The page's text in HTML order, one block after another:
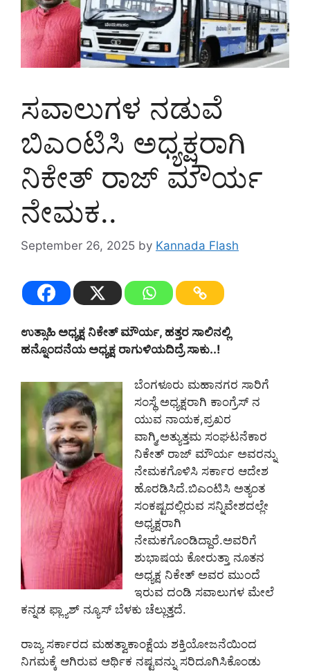
ಸವಾಲುಗಳ ನಡುವೆ
ಬಿಎಂಟಿಸಿ ಅಧ್ಯಕ್ಷರಾಗಿ
ನಿಕೇತ್ ರಾಜ್ ಮೌರ್ಯ
ನೇಮಕ..
September 26, 2025 by Kannada Flash
ಉತ್ಸಾಹಿ ಅಧ್ಯಕ್ಷ ನಿಕೇತ್ ಮೌರ್ಯ, ಹತ್ತರ ಸಾಲಿನಲ್ಲಿ
ಹನ್ನೊಂದನೆಯ ಅಧ್ಯಕ್ಷ ರಾಗುಳಿಯದಿದ್ರೆ ಸಾಕು..!
ಬೆಂಗಳೂರು ಮಹಾನಗರ ಸಾರಿಗೆ
ಸಂಸ್ಥೆ ಅಧ್ಯಕ್ಷರಾಗಿ ಕಾಂಗ್ರೆಸ್ ನ
ಯುವ ನಾಯಕ,ಪ್ರಖರ
ವಾಗ್ಮಿ,ಅತ್ಯುತ್ತಮ ಸಂಘಟನೆಕಾರ
ನಿಕೇತ್ ರಾಜ್ ಮೌರ್ಯ ಅವರನ್ನು
ನೇಮಕಗೊಳಿಸಿ ಸರ್ಕಾರ ಆದೇಶ
ಹೊರಡಿಸಿದೆ.ಬಿಎಂಟಿಸಿ ಅತ್ಯಂತ
ಸಂಕಷ್ಟದಲ್ಲಿರುವ ಸನ್ನಿವೇಶದಲ್ಲೇ
ಅಧ್ಯಕ್ಷರಾಗಿ
ನೇಮಕಗೊಂಡಿದ್ದಾರೆ.ಅವರಿಗೆ
ಶುಭಾಷಯ ಕೋರುತ್ತಾ ನೂತನ
ಅಧ್ಯಕ್ಷ ನಿಕೇತ್ ಅವರ ಮುಂದೆ
ಇರುವ ದಂಡಿ ಸವಾಲುಗಳ ಮೇಲೆ
ಕನ್ನಡ ಫ್ಲ್ಯಾಶ್ ನ್ಯೂಸ್ ಬೆಳಕು ಚೆಲ್ಲುತ್ತದೆ.
ರಾಜ್ಯ ಸರ್ಕಾರದ ಮಹತ್ವಾಕಾಂಕ್ಷೆಯ ಶಕ್ತಿಯೋಜನೆಯಿಂದ
ನಿಗಮಕ್ಕೆ ಆಗಿರುವ ಆರ್ಥಿಕ ನಷ್ಟವನ್ನು ಸರಿದೂಗಿಸಿಕೊಂಡು